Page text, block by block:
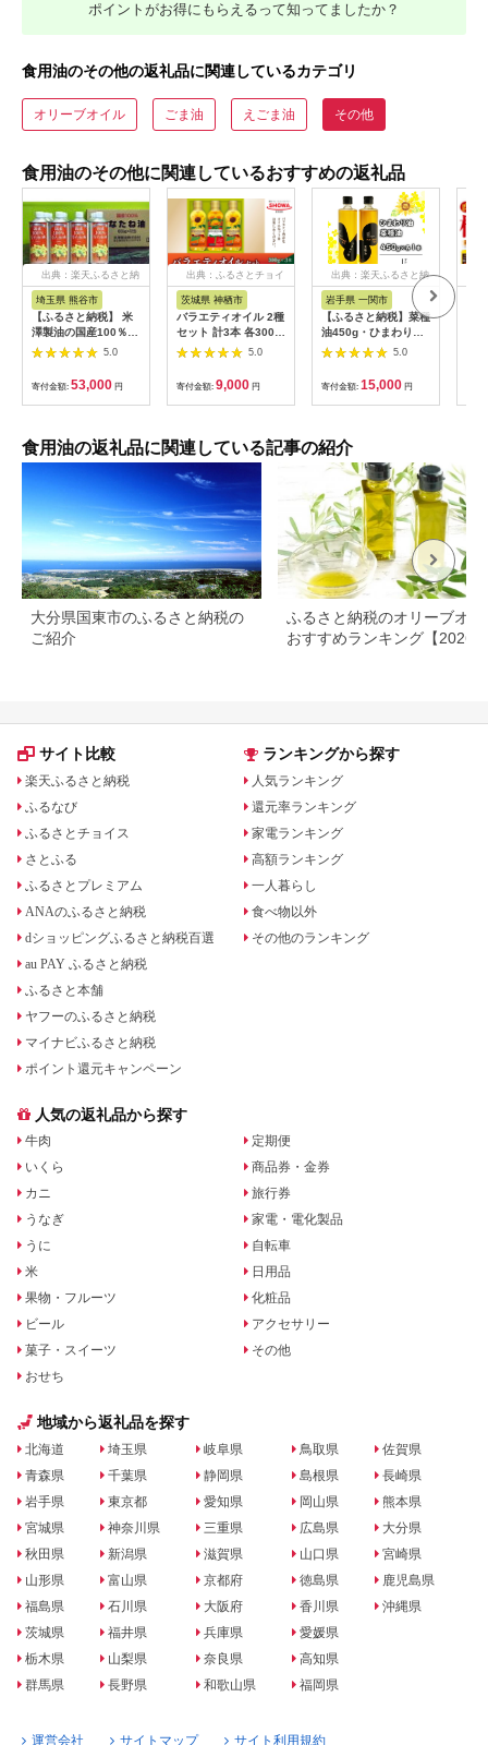
ポイントがお得にもらえるって知ってましたか？
食用油のその他の返礼品に関連しているカテゴリ
オリーブオイル ごま油 えごま油 その他
食用油のその他に関連しているおすすめの返礼品
出典：楽天ふるさと納
埼玉県 熊谷市
【ふるさと納税】 米
澤製油の国産100％な
たね油12缶セット
5.0
寄付金額: 53,000 円
出典：ふるさとチョイ
茨城県 神栖市
バラエティオイル 2種
セット 計3本 各300g
オレインリッチ べに
花油 食用油 油
5.0
寄付金額: 9,000 円
出典：楽天ふるさと納
岩手県 一関市
【ふるさと納税】菜種
油450g・ひまわり油
450gセット 菜種油 ひ
5.0
寄付金額: 15,000 円
食用油の返礼品に関連している記事の紹介
大分県国東市のふるさと納税の
ご紹介
ふるさと納税のオリーブオイ
おすすめランキング【2026
サイト比較
楽天ふるさと納税
ふるなび
ふるさとチョイス
さとふる
ふるさとプレミアム
ANAのふるさと納税
dショッピングふるさと納税百選
au PAY ふるさと納税
ふるさと本舗
ヤフーのふるさと納税
マイナビふるさと納税
ポイント還元キャンペーン
ランキングから探す
人気ランキング
還元率ランキング
家電ランキング
高額ランキング
一人暮らし
食べ物以外
その他のランキング
人気の返礼品から探す
牛肉
いくら
カニ
うなぎ
うに
米
果物・フルーツ
ビール
菓子・スイーツ
おせち
定期便
商品券・金券
旅行券
家電・電化製品
自転車
日用品
化粧品
アクセサリー
その他
地域から返礼品を探す
北海道
青森県
岩手県
宮城県
秋田県
山形県
福島県
茨城県
栃木県
群馬県
埼玉県
千葉県
東京都
神奈川県
新潟県
富山県
石川県
福井県
山梨県
長野県
岐阜県
静岡県
愛知県
三重県
滋賀県
京都府
大阪府
兵庫県
奈良県
和歌山県
鳥取県
島根県
岡山県
広島県
山口県
徳島県
香川県
愛媛県
高知県
福岡県
佐賀県
長崎県
熊本県
大分県
宮崎県
鹿児島県
沖縄県
運営会社 サイトマップ サイト利用規約